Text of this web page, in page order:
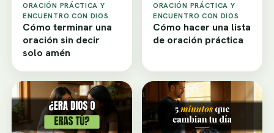
ORACIÓN PRÁCTICA Y
ENCUENTRO CON DIOS
Cómo terminar una
oración sin decir
solo amén
ORACIÓN PRÁCTICA Y
ENCUENTRO CON DIOS
Cómo hacer una lista
de oración práctica